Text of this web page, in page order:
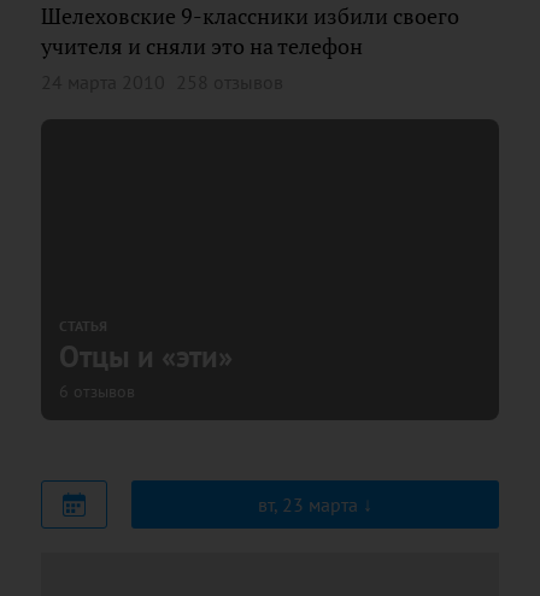
Шелеховские 9-классники избили своего
учителя и сняли это на телефон
СТАТЬЯ
Отцы и «эти»
6 отзывов
вт, 23 марта